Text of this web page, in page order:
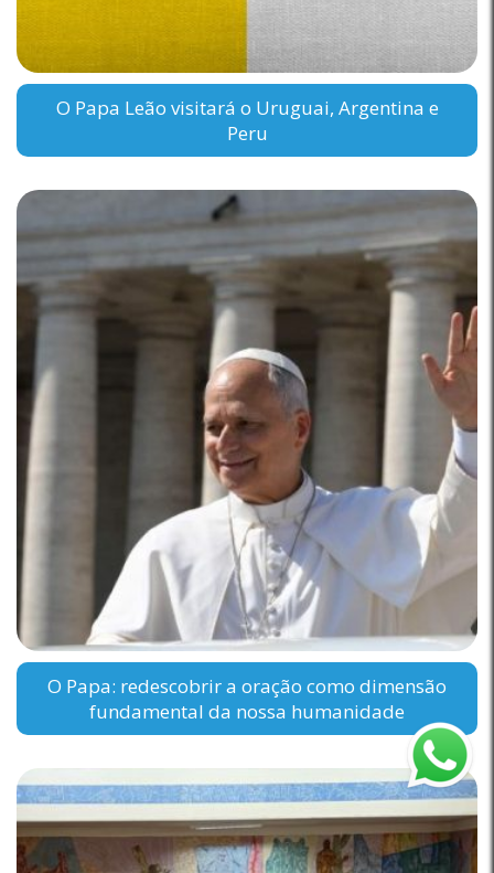
O Papa Leão visitará o Uruguai, Argentina e
Peru
O Papa: redescobrir a oração como dimensão
fundamental da nossa humanidade